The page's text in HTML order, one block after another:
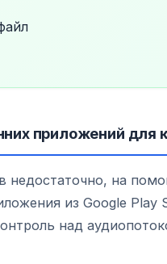
приложений для
недостаточно, на
из Google Play
над